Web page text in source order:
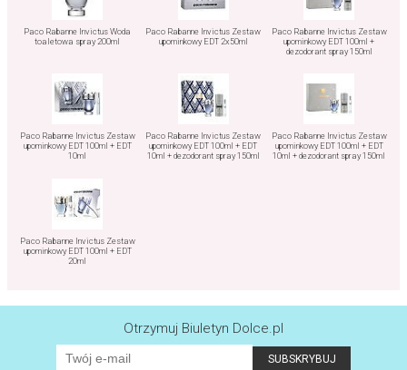
Paco Rabanne Invictus Woda
toaletowa spray 200ml
Paco Rabanne Invictus Zestaw
upominkowy EDT 2x50ml
Paco Rabanne Invictus Zestaw
upominkowy EDT 100ml +
dezodorant spray 150ml
Paco Rabanne Invictus Zestaw
upominkowy EDT 100ml + EDT
10ml
Paco Rabanne Invictus Zestaw
upominkowy EDT 100ml + EDT
10ml + dezodorant spray 150ml
Paco Rabanne Invictus Zestaw
upominkowy EDT 100ml + EDT
10ml + dezodorant spray 150ml
Paco Rabanne Invictus Zestaw
upominkowy EDT 100ml + EDT
20ml
Otrzymuj Biuletyn Dolce.pl